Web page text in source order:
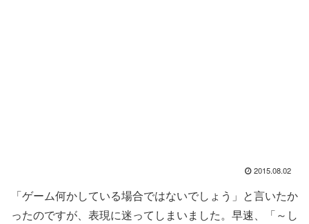
2015.08.02
「ゲーム何かしている場合ではないでしょう」と言いたか
ったのですが、表現に迷ってしまいました。早速、「～し